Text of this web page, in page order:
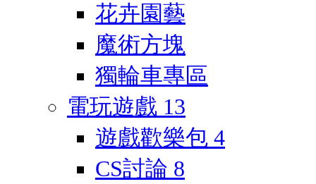
花卉園藝
魔術方塊
獨輪車專區
電玩遊戲 13
遊戲歡樂包 4
CS討論 8